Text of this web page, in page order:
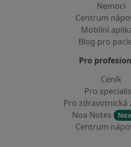
Nemoci
Centrum
Mobilní
Blog pro
Pro
Ceník
Pro
Pro zdravotnická
Noa Notes
Centrum